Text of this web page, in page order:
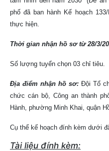
phố đã ban hành Kế hoạch
thực hiện.
Thời gian nhận hồ sơ từ 28/3/
Số lượng tuyển chọn 03 chỉ tiêu.
Địa điểm nhận hồ sơ: Đội Tổ
chức cán bộ, Công an thành
Hành, phường Minh Khai, quận
Cụ thể kế hoạch đính kèm dưới
Tài liệu đính kèm: